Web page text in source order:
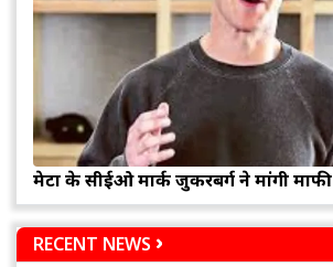
मेटा के सीईओ मार्क जुकरबर्ग ने मांगी माफी
RECENT NEWS